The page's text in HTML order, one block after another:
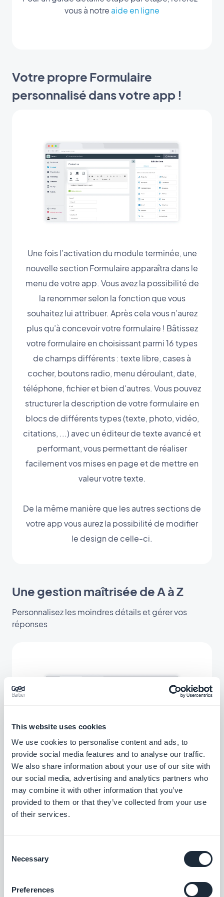
This website uses cookies
We use cookies to personalise content and ads, to
provide social media features and to analyse our traffic.
We also share information about your use of our site with
our social media, advertising and analytics partners who
may combine it with other information that you’ve
provided to them or that they’ve collected from your use
of their services.
Selection
Necessary
Preferences
vous à notre aide en ligne
Votre propre Formulaire
personnalisé dans votre app !
Une fois l’activation du module terminée, une
nouvelle section Formulaire apparaîtra dans le
menu de votre app. Vous avez la possibilité de
la renommer selon la fonction que vous
souhaitez lui attribuer. Après cela vous n’aurez
plus qu’à concevoir votre formulaire ! Bâtissez
votre formulaire en choisissant parmi 16 types
de champs différents : texte libre, cases à
cocher, boutons radio, menu déroulant, date,
téléphone, fichier et bien d'autres. Vous pouvez
structurer la description de votre formulaire en
blocs de différents types (texte, photo, vidéo,
citations, ...) avec un éditeur de texte avancé et
performant, vous permettant de réaliser
facilement vos mises en page et de mettre en
valeur votre texte.
De la même manière que les autres sections de
votre app vous aurez la possibilité de modifier
le design de celle-ci.
Une gestion maîtrisée de A à Z
Personnalisez les moindres détails et gérer vos
réponses
Vous pouvez personnaliser le message de
confirmation d’envoi du formulaire, le message
d'erreur, le texte du bouton d'envoi et le
Pour gérer au mieux les échanges avec vos
destinataires qui recevront un email à chaque